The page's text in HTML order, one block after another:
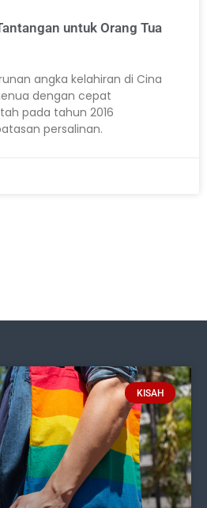
untuk Orang Tua
angka kelahiran di Cina
dengan cepat
pada tahun 2016
persalinan.
KISAH